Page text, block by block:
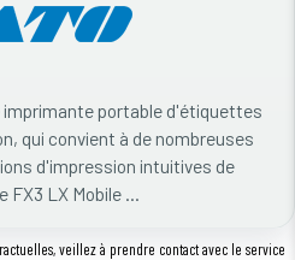
imprimante portable d'étiquettes
qui convient à de nombreuses
d'impression intuitives de
LX Mobile ...
veillez à prendre contact avec le service